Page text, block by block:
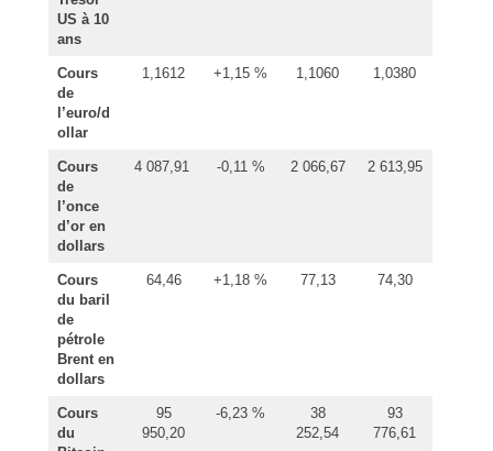
US à 10
ans
Cours
de
l’euro/d
ollar
1,1612 +1,15 % 1,1060 1,0380
Cours
de
l’once
d’or en
dollars
4 087,91 -0,11 % 2 066,67 2 613,95
Cours
du baril
de
pétrole
Brent en
dollars
64,46 +1,18 % 77,13 74,30
Cours
du
95
950,20
-6,23 %
38
252,54
93
776,61